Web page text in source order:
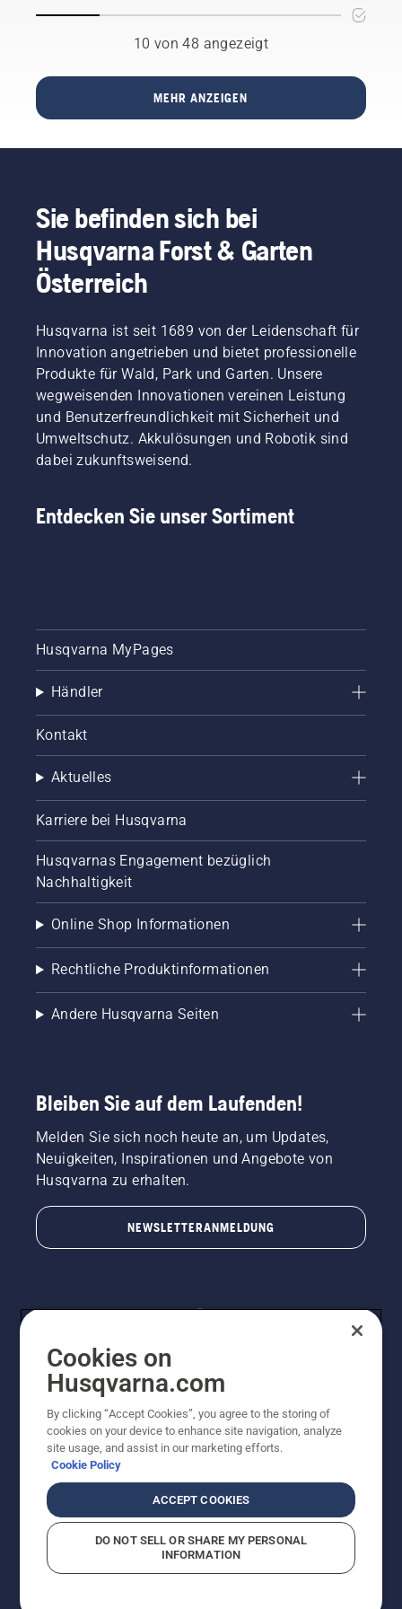
Markt
gebracht:
10 von 48 angezeigt
MEHR ANZEIGEN
Sie befinden sich bei
Husqvarna Forst & Garten
Österreich
Husqvarna ist seit 1689 von der Leidenschaft für
Innovation angetrieben und bietet professionelle
Produkte für Wald, Park und Garten. Unsere
wegweisenden Innovationen vereinen Leistung
und Benutzerfreundlichkeit mit Sicherheit und
Umweltschutz. Akkulösungen und Robotik sind
dabei zukunftsweisend.
Entdecken Sie unser Sortiment
Husqvarna MyPages
Händler
Kontakt
Aktuelles
Karriere bei Husqvarna
Husqvarnas Engagement bezüglich
Nachhaltigkeit
Online Shop Informationen
Rechtliche Produktinformationen
Andere Husqvarna Seiten
Bleiben Sie auf dem Laufenden!
Melden Sie sich noch heute an, um Updates,
Neuigkeiten, Inspirationen und Angebote von
Husqvarna zu erhalten.
NEWSLETTERANMELDUNG
© Husqvarna AB (publ). Alle Rechte vorbehalten.
Preisänderungen, Irrtümer, Text- und Satzfehler sind
vorbehalten. Bei den Preisangaben handelt es sich um
unverbindliche Preisempfehlungen in Euro inkl. der
unverbindliche Preisempfehlungen (inkl. MwSt), es sei
denn sie sind für den direkten Kauf verfügbar.
Cookie-RichtlinieNutzungsbedingungenAGBs
ImpressumVermutete Verstöße melden
Cookies on
Husqvarna.com
By clicking “Accept Cookies”, you agree to the storing of
cookies on your device to enhance site navigation, analyze
site usage, and assist in our marketing efforts.
Cookie Policy
ACCEPT COOKIES
DO NOT SELL OR SHARE MY PERSONAL
INFORMATION